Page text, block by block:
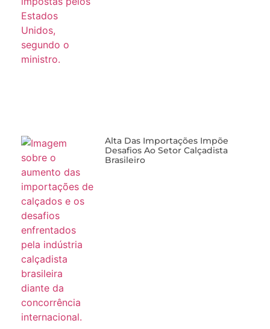
Alta Das Importações Impõe
Desafios Ao Setor Calçadista
Brasileiro